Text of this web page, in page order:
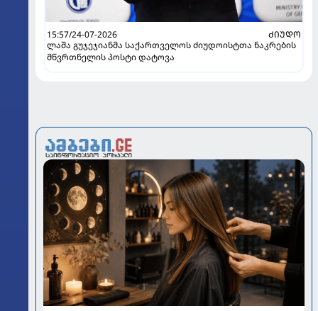
15:57/24-07-2026
ᲫᲘᲣᲓᲝ
ლაშა გუჯეჯიანმა საქართველოს ძიუდოისტთა ნაკრების
მწვრთნელის პოსტი დატოვა